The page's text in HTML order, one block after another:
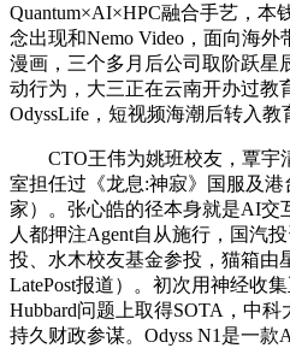
Quantum×AI×HPC融合手艺，本
念出现和Nemo Video，面向海
漫画，三个多月后公司取阶跃星
动行为，大三正在云南开办过教
OdyssLife，短视频海潮后转入教
CTO王伟为姚班校友，覃宇
室担任过《龙息:神寂》国服及
家）。张心皓的径本身就是AI交
人都押注Agent自从施行，国汽
投、水木校友基金参投，猫箱由
LatePost报道）。初次用神经收
Hubbard问题上取得SOTA，中
持久财政参谋。Odyss N1是一款